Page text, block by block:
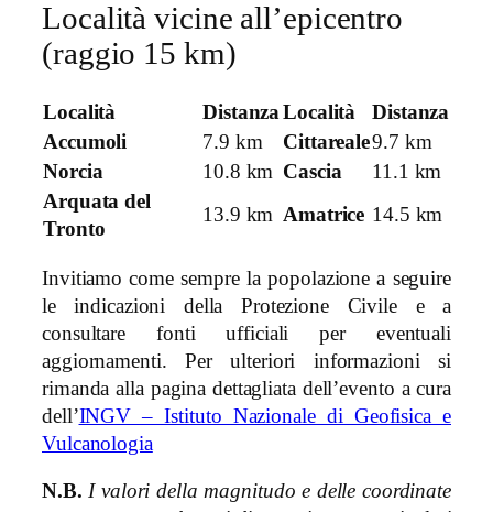
Località vicine all’epicentro
(raggio 15 km)
Località DistanzaLocalità
Distanza
Accumoli
7.9 km Cittareale9.7 km
Norcia
10.8 km Cascia
11.1 km
Arquata del
Tronto
13.9 km Amatrice 14.5 km
Invitiamo come sempre la popolazione a seguire
le indicazioni della Protezione Civile e a
consultare fonti ufficiali per eventuali
aggiornamenti. Per ulteriori informazioni si
rimanda alla pagina dettagliata dell’evento a cura
dell’INGV – Istituto Nazionale di Geofisica e
Vulcanologia
N.B. I valori della magnitudo e delle coordinate